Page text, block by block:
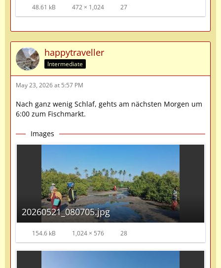
48.61 kB 472 × 1,024 27
happytraveller
Intermediate
May 23, 2026 at 5:57 PM
Nach ganz wenig Schlaf, gehts am nächsten Morgen um
6:00 zum Fischmarkt.
Images
20260521_080705.jpg
154.6 kB 1,024 × 576 28